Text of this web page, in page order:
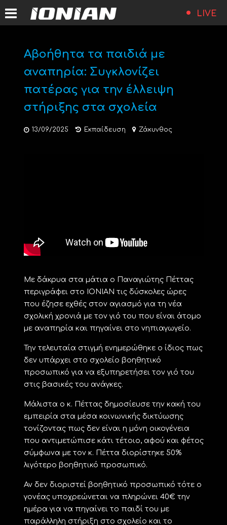
LIVE
Αβοήθητα τα παιδιά με
αναπηρία: Συγκλονίζει
πατέρας για την έλλειψη
στήριξης στα σχολεία
13/09/2025 Εκπαίδευση Ζάκυνθος
Με δάκρυα στα μάτια ο Παναγιώτης Πέττας
περιγράφει στο ΙΟΝΙΑΝ τις δύσκολες ώρες
που έζησε εχθές στον αγιασμό για τη νέα
σχολική χρονιά με τον γιό του που είναι άτομο
με αναπηρία και πηγαίνει στο νηπιαγωγείο.
Την τελευταία στιγμή ενημερώθηκε ο ίδιος πως
δεν υπάρχει στο σχολείο βοηθητικό
προσωπικό για να εξυπηρετήσει τον γιό του
στις βασικές του ανάγκες.
Μάλιστα ο κ. Πέττας δημοσίευσε την κακή του
εμπειρία στα μέσα κοινωνικής δικτύωσης
τονίζοντας πως δεν είναι η μόνη οικογένεια
που αντιμετώπισε κάτι τέτοιο, αφού και φέτος
σύμφωνα με τον κ. Πέττα διορίστηκε 50%
λιγότερο βοηθητικό προσωπικό.
Αν δεν διοριστεί βοηθητικό προσωπικό τότε ο
γονέας υποχρεώνεται να πληρώνει 40€ την
ημέρα για να πηγαίνει το παιδί του με
παράλληλη στήριξη στο σχολείο και το